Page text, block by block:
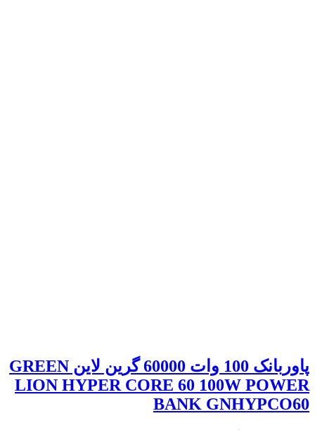
پاوربانک 100 وات 60000 گرین لاین GREEN
LION HYPER CORE 60 100W POWER
BANK GNHYPCO60